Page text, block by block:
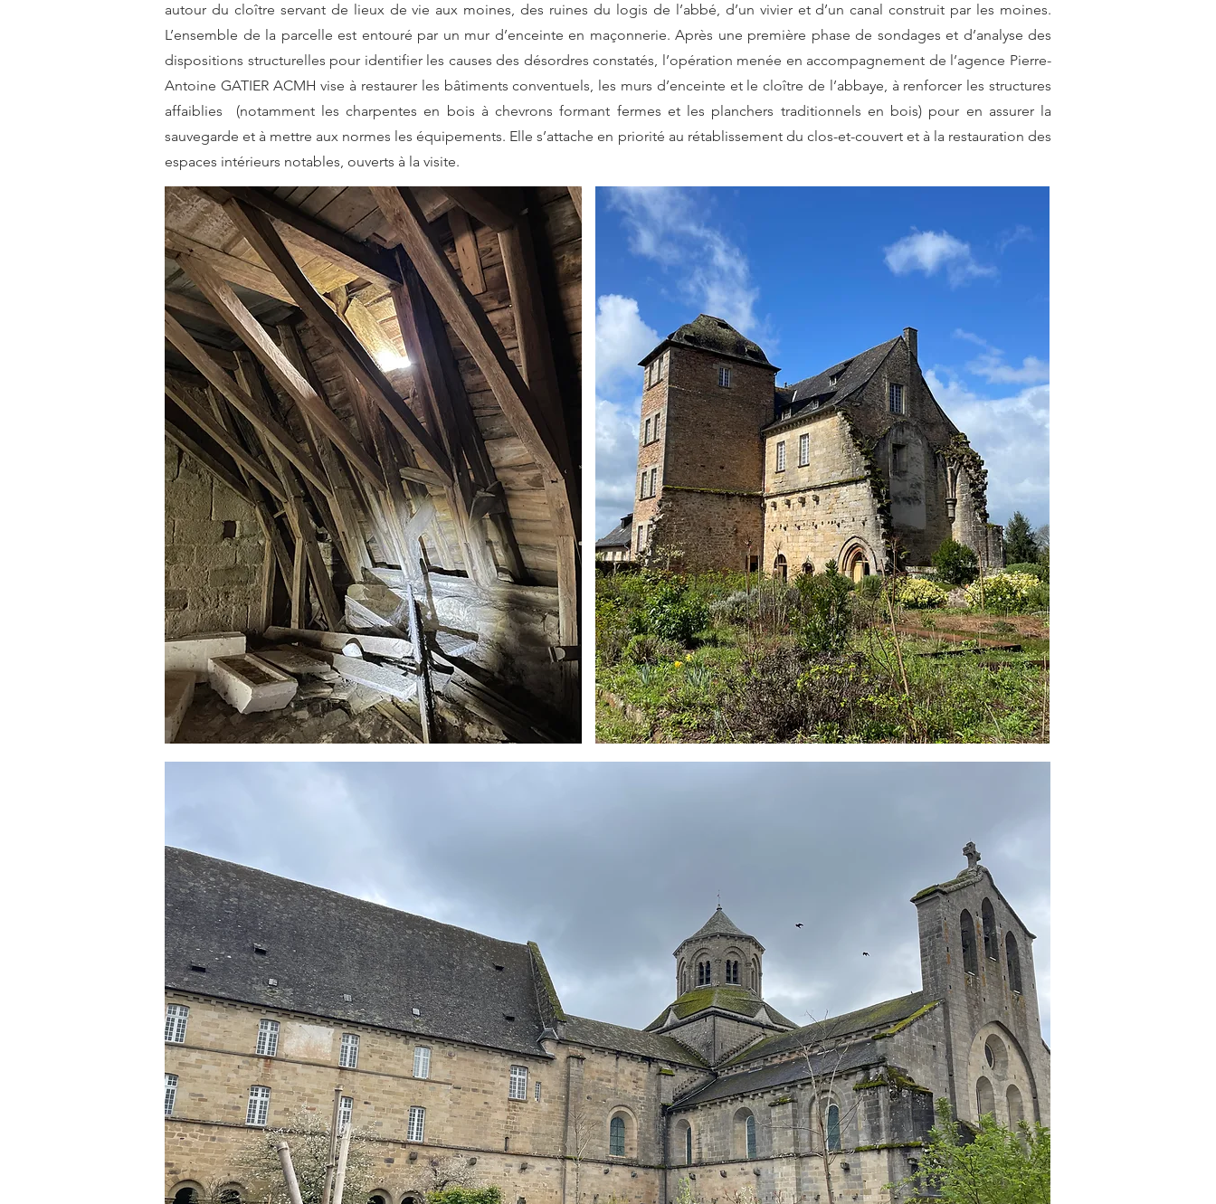
autour du cloître servant de lieux de vie aux moines, des ruines du logis de l’abbé, d’un vivier et d’un canal construit par les moines.
L’ensemble de la parcelle est entouré par un mur d’enceinte en maçonnerie. Après une première phase de sondages et d’analyse des
dispositions structurelles pour identifier les causes des désordres constatés, l’opération menée en accompagnement de l’agence Pierre-
Antoine GATIER ACMH vise à restaurer les bâtiments conventuels, les murs d’enceinte et le cloître de l’abbaye, à renforcer les structures
affaiblies (notamment les charpentes en bois à chevrons formant fermes et les planchers traditionnels en bois) pour en assurer la
sauvegarde et à mettre aux normes les équipements. Elle s’attache en priorité au rétablissement du clos-et-couvert et à la restauration des
espaces intérieurs notables, ouverts à la visite.